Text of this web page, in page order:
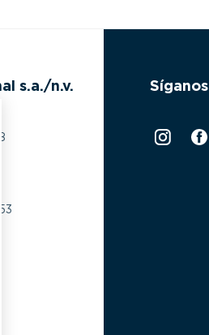
s.a./n.v. Síganos